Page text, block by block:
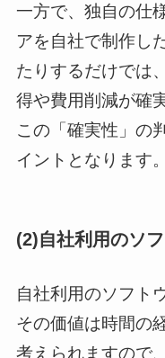
一方で、独自の仕
アを自社で制作し
たりするだけでは
得や費用削減が確
この「確実性」の
イントとなります。
(2)自社利用のソ
自社利用のソフト
その価値は時間の
考えられますので、